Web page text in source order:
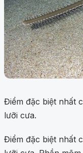
Điểm đặc biệt nhất
lưỡi cưa.
Điểm đặc biệt nhất